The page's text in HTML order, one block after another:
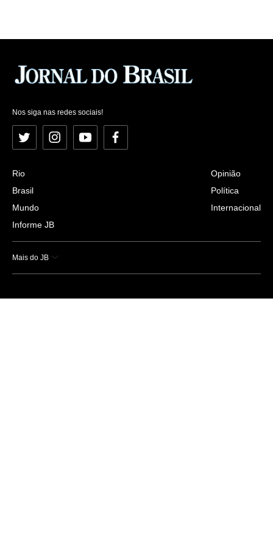
Nos siga nas redes sociais!
Twitter InstagramYouTubeFacebook
Rio
Brasil
Mundo
Informe JB
Opinião
Política
Internacional
Mais do JB
Esportes